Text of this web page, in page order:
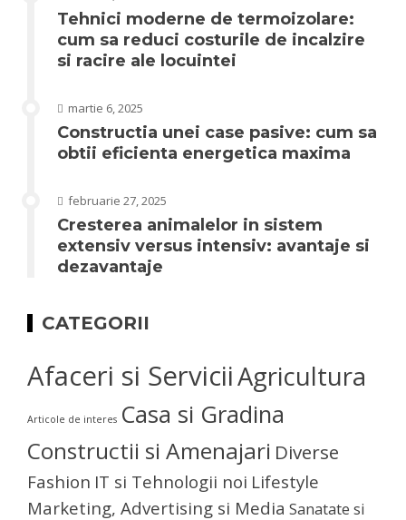
Tehnici moderne de termoizolare:
cum sa reduci costurile de incalzire
si racire ale locuintei
martie 6, 2025
Constructia unei case pasive: cum sa
obtii eficienta energetica maxima
februarie 27, 2025
Cresterea animalelor in sistem
extensiv versus intensiv: avantaje si
dezavantaje
CATEGORII
Afaceri si ServiciiAgricultura
Articole de interes Casa si Gradina
Constructii si Amenajari Diverse
Fashion IT si Tehnologii noi Lifestyle
Marketing, Advertising si Media Sanatate si